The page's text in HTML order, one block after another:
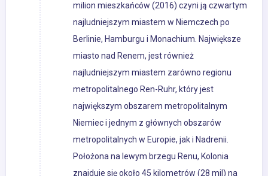
milion mieszkańców (2016) czyni ją czwartym
najludniejszym miastem w Niemczech po
Berlinie, Hamburgu i Monachium. Największe
miasto nad Renem, jest również
najludniejszym miastem zarówno regionu
metropolitalnego Ren-Ruhr, który jest
największym obszarem metropolitalnym
Niemiec i jednym z głównych obszarów
metropolitalnych w Europie, jak i Nadrenii.
Położona na lewym brzegu Renu, Kolonia
znajduje się około 45 kilometrów (28 mil) na